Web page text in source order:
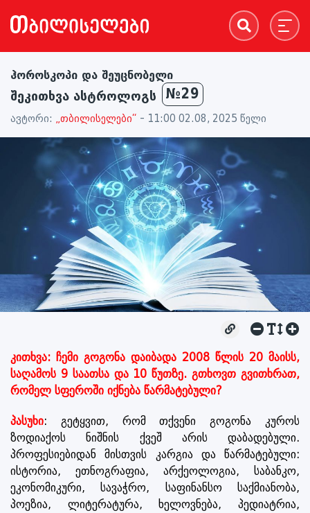
ჰოროსკოპი და შეუცნობელი
შეკითხვა ასტროლოგს №29
ავტორი: „თბილისელები“ - 11:00 02.08, 2025 წელი
კითხვა: ჩემი გოგონა დაიბადა 2008 წლის 20 მაისს,
საღამოს 9 საათსა და 10 წუთზე. გთხოვთ გვითხრათ,
რომელ სფეროში იქნება წარმატებული?
პასუხი: გეტყვით, რომ თქვენი გოგონა კუროს
ზოდიაქოს ნიშნის ქვეშ არის დაბადებული.
პროფესიებიდან მისთვის კარგია და წარმატებული:
ისტორია, ეთნოგრაფია, არქეოლოგია, საბანკო,
ეკონომიკური, სავაჭრო, საფინანსო საქმიანობა,
პოეზია, ლიტერატურა, ხელოვნება, პედიატრია,